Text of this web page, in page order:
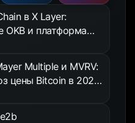
в X Layer:
OKB и платформа
2026 году
Multiple и MVRV:
цены Bitcoin в 2026